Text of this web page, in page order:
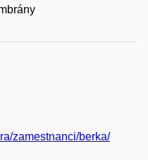
zamestnanci/berka/